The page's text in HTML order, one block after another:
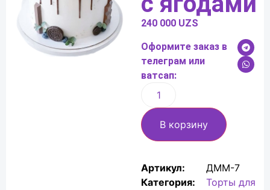
240 000 UZS
Оформите заказ в
телеграм или
ватсап:
В корзину
Артикул:
ДММ-7
Категория:
Торты для